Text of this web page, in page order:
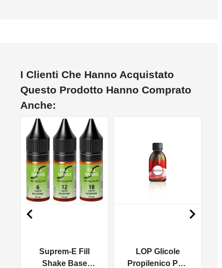
I Clienti Che Hanno Acquistato
Questo Prodotto Hanno Comprato
Anche:
Suprem-E Fill
Shake Base
NON DISPONIBILE
LOP Glicole
Propilenico PG -
 